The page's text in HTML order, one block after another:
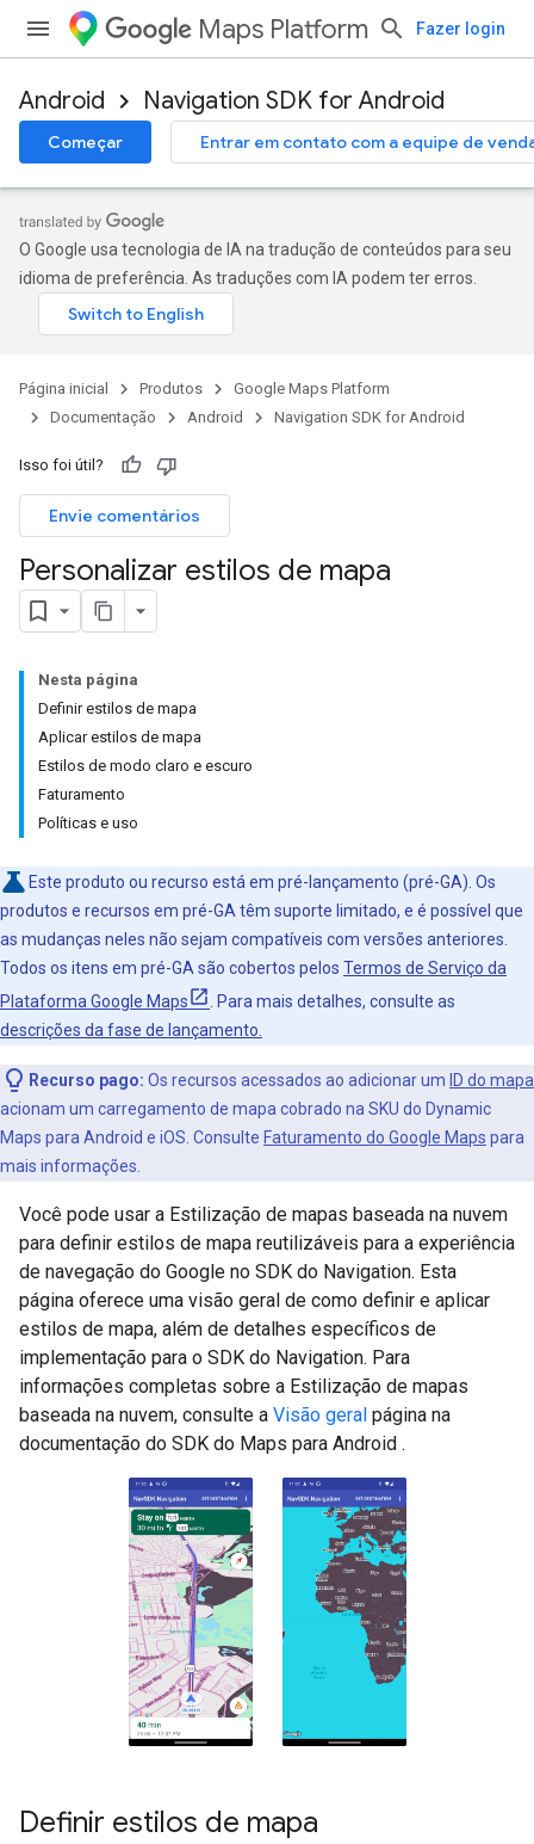
Maps Platform Fazer login
Android Navigation SDK for Android
Começar Entrar em contato com a equipe de
O Google usa tecnologia de IA na tradução de conteúdos para seu
idioma de preferência. As traduções com IA podem ter erros.
Página inicial Produtos
Google Maps Platform
Documentação
Android Navigation SDK for Android
Isso foi útil?
Envie comentários
Personalizar estilos de mapa
Nesta página
Definir estilos de mapa
Aplicar estilos de mapa
Estilos de modo claro e escuro
Faturamento
Políticas e uso
Este produto ou recurso está em pré-lançamento (pré-GA). Os
produtos e recursos em pré-GA têm suporte limitado, e é possível que
as mudanças neles não sejam compatíveis com versões anteriores.
Todos os itens em pré-GA são cobertos pelos Termos de Serviço da
Plataforma Google Maps
. Para mais detalhes, consulte as
descrições da fase de lançamento.
Recurso pago: Os recursos acessados ao adicionar um ID do mapa
acionam um carregamento de mapa cobrado na SKU do Dynamic
Maps para Android e iOS. Consulte Faturamento do Google Maps para
mais informações.
Você pode usar a Estilização de mapas baseada na nuvem
para definir estilos de mapa reutilizáveis para a experiência
de navegação do Google no SDK do Navigation. Esta
página oferece uma visão geral de como definir e aplicar
estilos de mapa, além de detalhes específicos de
implementação para o SDK do Navigation. Para
informações completas sobre a Estilização de mapas
baseada na nuvem, consulte a Visão geral página na
documentação do SDK do Maps para Android .
Definir estilos de mapa